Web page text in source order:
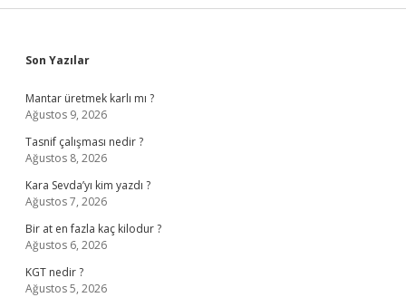
Sidebar
Son Yazılar
Mantar üretmek karlı mı ?
Ağustos 9, 2026
Tasnif çalışması nedir ?
Ağustos 8, 2026
Kara Sevda’yı kim yazdı ?
Ağustos 7, 2026
Bir at en fazla kaç kilodur ?
Ağustos 6, 2026
KGT nedir ?
Ağustos 5, 2026